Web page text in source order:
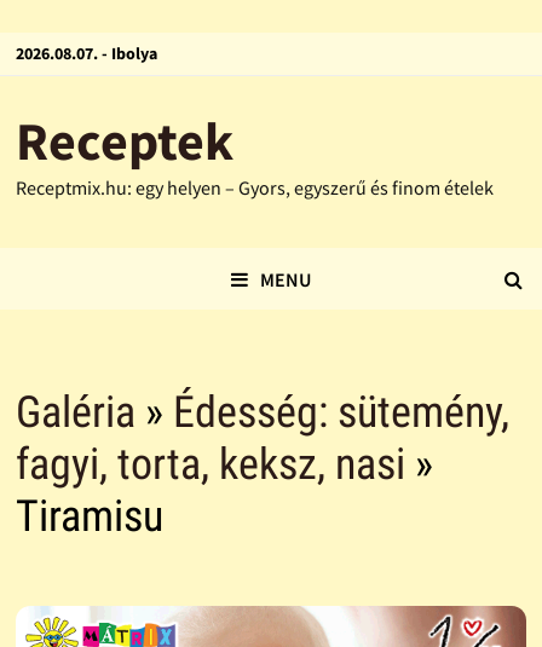
2026.08.07. - Ibolya
Receptek
Receptmix.hu: egy helyen – Gyors, egyszerű és finom ételek
MENU
Galéria » Édesség: sütemény,
fagyi, torta, keksz, nasi »
Tiramisu